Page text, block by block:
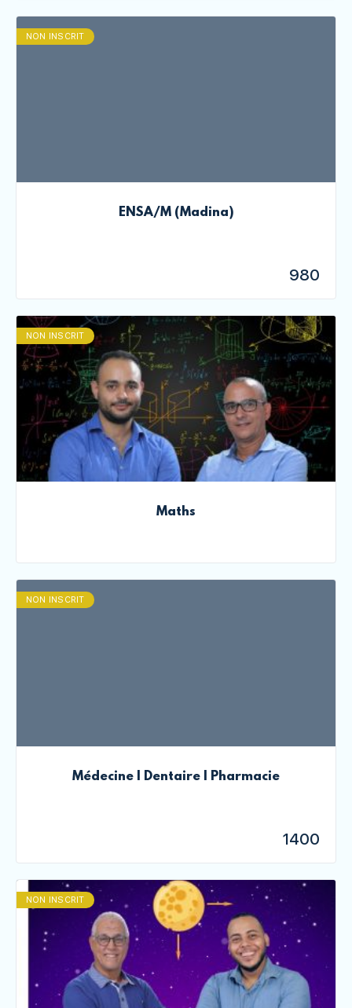
NON INSCRIT
ENSA/M (Madina)
980
NON INSCRIT
Maths
NON INSCRIT
Médecine | Dentaire | Pharmacie
1400
NON INSCRIT